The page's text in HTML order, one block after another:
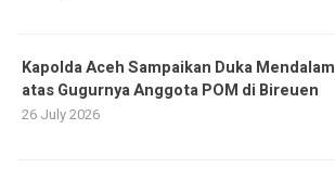
Kapolda Aceh Sampaikan Duka Mendalam
atas Gugurnya Anggota POM di Bireuen
26 July 2026